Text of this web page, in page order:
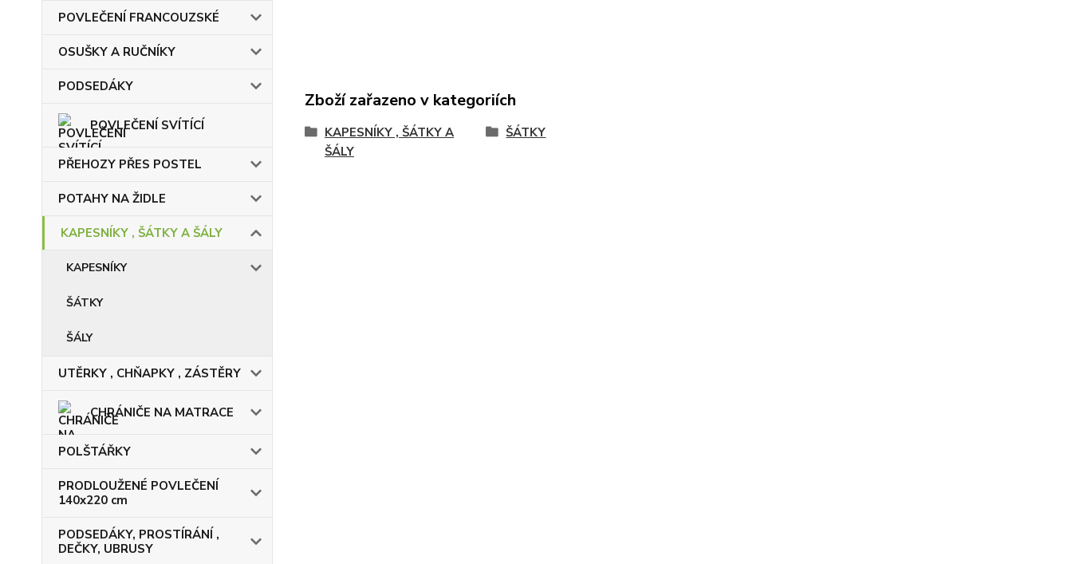
POVLEČENÍ FRANCOUZSKÉ
OSUŠKY A RUČNÍKY
PODSEDÁKY
POVLEČENÍ SVÍTÍCÍ
PŘEHOZY PŘES POSTEL
POTAHY NA ŽIDLE
KAPESNÍKY , ŠÁTKY A ŠÁLY
KAPESNÍKY
ŠÁTKY
ŠÁLY
UTĚRKY , CHŇAPKY , ZÁSTĚRY
CHRÁNIČE NA MATRACE
POLŠTÁŘKY
PRODLOUŽENÉ POVLEČENÍ
140x220 cm
PODSEDÁKY, PROSTÍRÁNÍ ,
DEČKY, UBRUSY
Zboží zařazeno v kategoriích
KAPESNÍKY , ŠÁTKY A
ŠÁLY
ŠÁTKY